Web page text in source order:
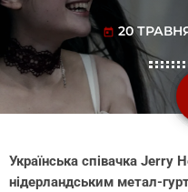
today 20
Українська співачка Jerry
нідерландським метал-